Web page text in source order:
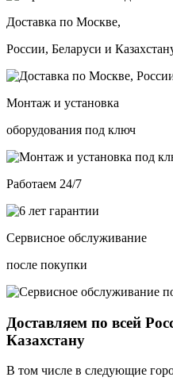
Доставка по Москве,
России, Беларуси и
Монтаж и установка
оборудования под ключ
Работаем 24/7
Сервисное обслуживание
после покупки
Доставляем по всей
Казахстану
В том числе в следующие